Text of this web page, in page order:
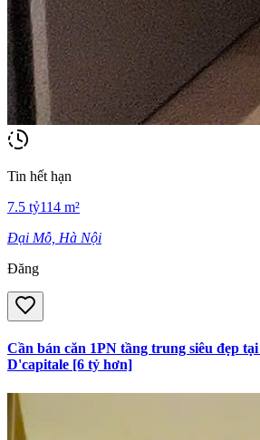
Tin hết hạn
7.5 tỷ114 m²
Đại Mỗ, Hà Nội
Đăng
Cần bán căn 1PN tầng trung siêu đẹp
D'capitale [6 tỷ hơn]